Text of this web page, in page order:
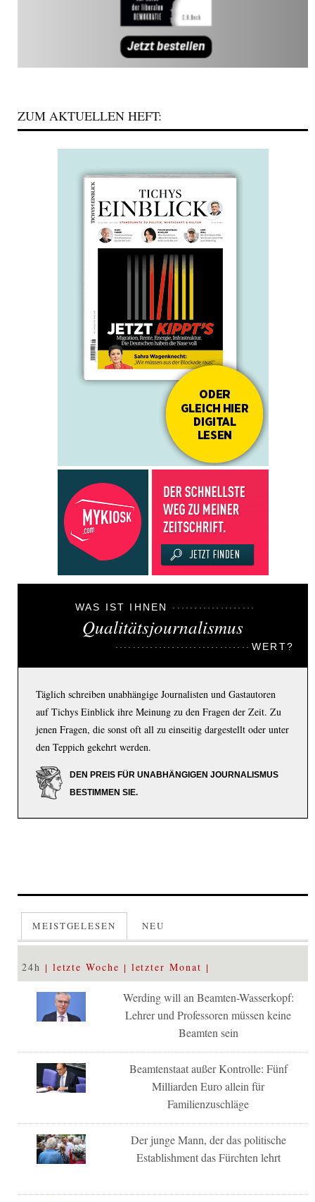
ZUM AKTUELLEN HEFT:
WAS IST IHNEN
Qualitätsjournalismus
WERT?
Täglich schreiben unabhängige Journalisten und Gastautoren
auf Tichys Einblick ihre Meinung zu den Fragen der Zeit. Zu
jenen Fragen, die sonst oft all zu einseitig dargestellt oder unter
den Teppich gekehrt werden.
DEN PREIS FÜR UNABHÄNGIGEN JOURNALISMUS
BESTIMMEN SIE.
MEISTGELESEN NEU
24h letzte Woche letzter Monat
Werding will an Beamten-Wasserkopf:
Lehrer und Professoren müssen keine
Beamten sein
Beamtenstaat außer Kontrolle: Fünf
Milliarden Euro allein für
Familienzuschläge
Der junge Mann, der das politische
Establishment das Fürchten lehrt